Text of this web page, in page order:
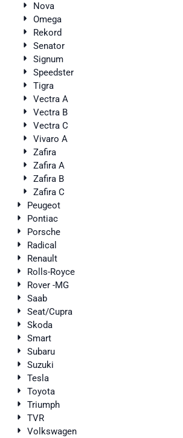
Nova
Omega
Rekord
Senator
Signum
Speedster
Tigra
Vectra A
Vectra B
Vectra C
Vivaro A
Zafira
Zafira A
Zafira B
Zafira C
Peugeot
Pontiac
Porsche
Radical
Renault
Rolls-Royce
Rover -MG
Saab
Seat/Cupra
Skoda
Smart
Subaru
Suzuki
Tesla
Toyota
Triumph
TVR
Volkswagen